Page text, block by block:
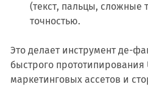
(текст, пальцы, сложные
точностью.
Это делает инструмент де-
быстрого прототипирования
маркетинговых ассетов и